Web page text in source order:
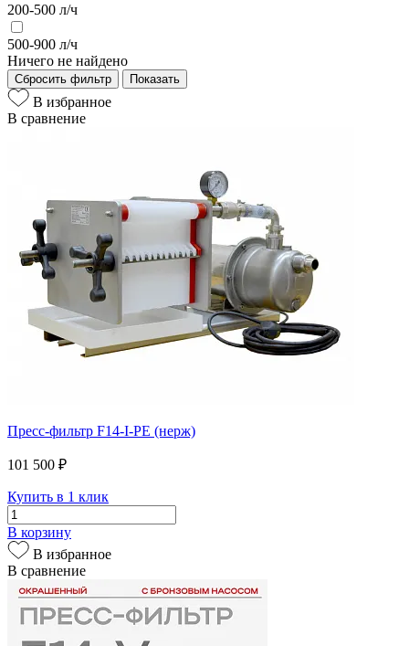
200-500 л/ч
500-900 л/ч
Ничего не найдено
Сбросить фильтр Показать
В избранное
В сравнение
Пресс-фильтр F14-I-PE (нерж)
101 500 ₽
Купить в 1 клик
В корзину
В избранное
В сравнение